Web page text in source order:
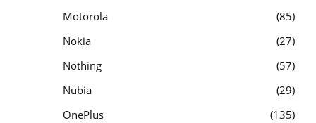
Motorola
85
Nokia
27
Nothing
57
Nubia
29
OnePlus
135